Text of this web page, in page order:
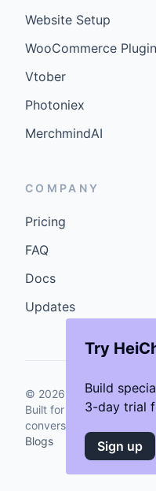
Try
Build
3-day trial
Sign up
Website Setup
WooCommerce Plugin
Vtober
Photoniex
MerchmindAI
COMPANY
Pricing
FAQ
Docs
Updates
© 2026 GenCybers Inc.
Built for storefronts that
conversions.
Blogs